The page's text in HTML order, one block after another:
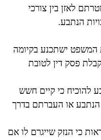
לאזן בין צורכי
הנתבע.
המשפט ישתכנע בקיומה
פסק דין לטובת
להוכיח כי קיים חשש
או העברתם בדרך
כי הנזק שייגרם לו אם